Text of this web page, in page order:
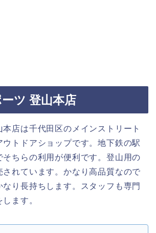
ツ 登山本店
店は千代田区のメインストリート
トドアショップです。地下鉄の駅
そちらの利用が便利です。登山用の
されています。かなり高品質なので
り長持ちします。スタッフも専門
ます。